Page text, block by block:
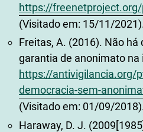
https://
(Visitado em: 15/11/
Freitas, A. (2016). Não
garantia de anonimato
https://antivigilancia.org/
democracia-sem-
(Visitado em: 01/09/
Haraway, D. J.